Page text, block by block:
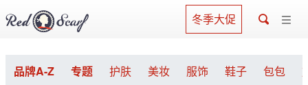
冬季大促
品牌A-Z 专题 护肤 美妆 服饰 鞋子 包包